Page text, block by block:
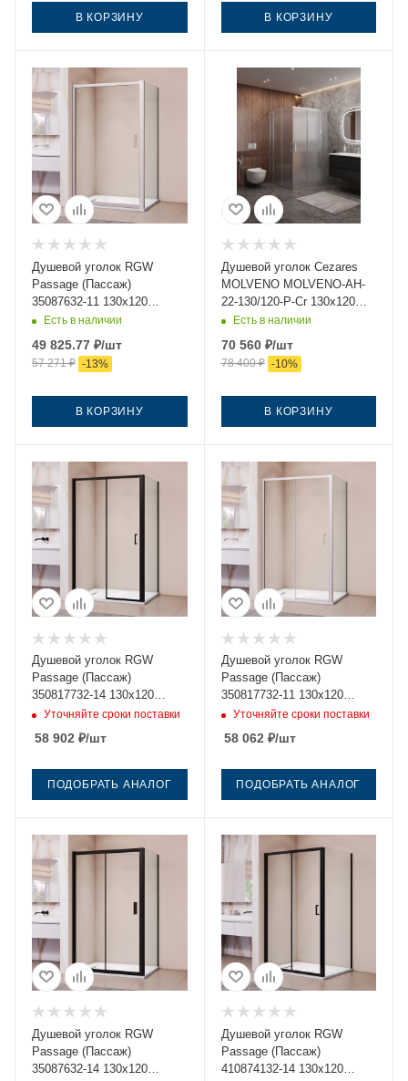
В КОРЗИНУ В КОРЗИНУ
Душевой уголок RGW
Passage (Пассаж)
35087632-11 130х120
стекло прозрачное
Есть в наличии
49 825.77 ₽/шт
57 271₽ -13%
В КОРЗИНУ
Душевой уголок Cezares
MOLVENO MOLVENO-AH-
22-130/120-P-Cr 130х120
стекло рифленое профиль
Есть в наличии
70 560₽/шт
78 400₽ -10%
В КОРЗИНУ
Душевой уголок RGW
Passage (Пассаж)
350817732-14 130х120
стекло прозрачное
профиль черный без
поддона
Уточняйте сроки поставки
58 902 ₽/шт
ПОДОБРАТЬ АНАЛОГ
Душевой уголок RGW
Passage (Пассаж)
350817732-11 130х120
стекло прозрачное
профиль хром без поддона
Уточняйте сроки поставки
58 062 ₽/шт
ПОДОБРАТЬ АНАЛОГ
Душевой уголок RGW
Passage (Пассаж)
35087632-14 130х120
Душевой уголок RGW
Passage (Пассаж)
410874132-14 130х120